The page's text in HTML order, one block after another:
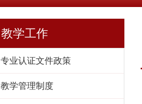
教学工作
专业认证文件政策
教学管理制度